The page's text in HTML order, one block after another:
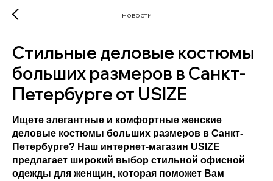
новости
Стильные деловые костюмы
больших размеров в Санкт-
Петербурге от USIZE
Ищете элегантные и комфортные женские
деловые костюмы больших размеров в Санкт-
Петербурге? Наш интернет-магазин USIZE
предлагает широкий выбор стильной офисной
одежды для женщин, которая поможет Вам